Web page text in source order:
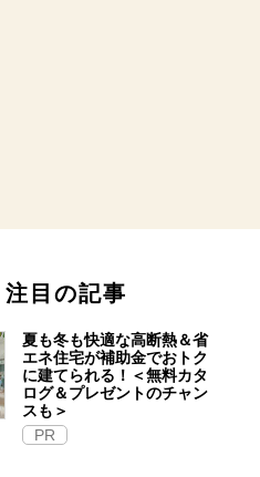
注目の記事
夏も冬も快適な高断熱＆省
エネ住宅が補助金でおトク
に建てられる！＜無料カタ
ログ＆プレゼントのチャン
スも＞
PR